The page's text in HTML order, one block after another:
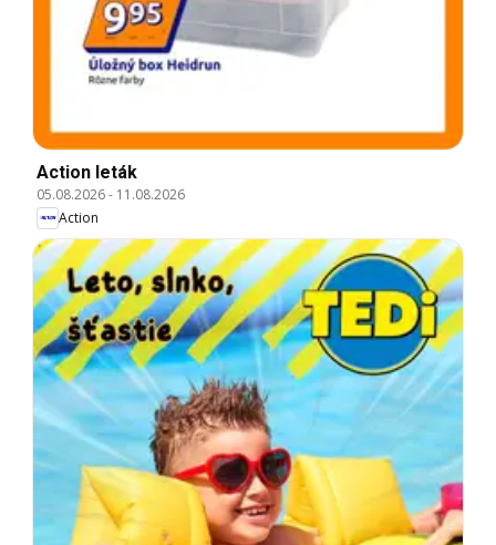
Action leták
05.08.2026- 11.08.2026
Action